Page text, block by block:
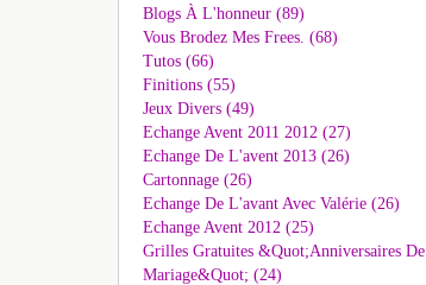
Blogs À L'honneur (89)
Vous Brodez Mes Frees. (68)
Tutos (66)
Finitions (55)
Jeux Divers (49)
Echange Avent 2011 2012 (27)
Echange De L'avent 2013 (26)
Cartonnage (26)
Echange De L'avant Avec Valérie (26)
Echange Avent 2012 (25)
Grilles Gratuites &Quot;Anniversaires De
Mariage&Quot; (24)